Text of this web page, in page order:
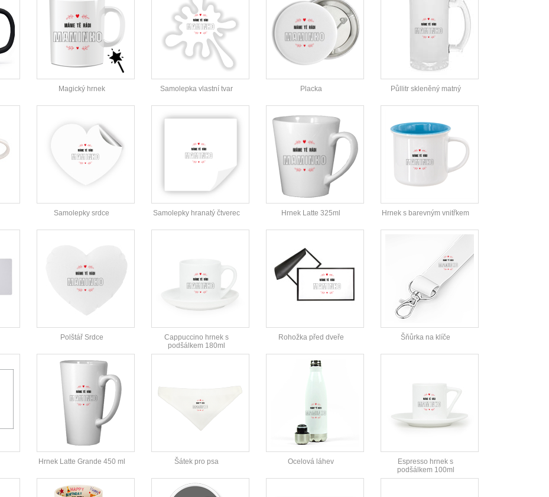
Magický hrnek Samolepka vlastní tvar Placka Půllitr skleněný matný
Samolepky srdce Samolepky hranatý čtverec Hrnek Latte 325ml Hrnek s barevným vnitřkem
Polštář Srdce
Cappuccino hrnek s
podšálkem 180ml
Rohožka před dveře Šňůrka na klíče
Hrnek Latte Grande 450 ml Šátek pro psa Ocelová láhev
Espresso hrnek s
podšálkem 100ml